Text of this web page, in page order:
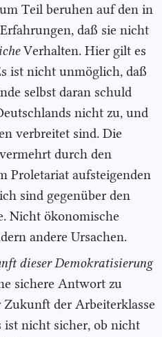
Teil beruhen auf den in
daß sie nicht
Verhalten. Hier gilt es
ist nicht unmöglich, daß
selbst daran schuld
nicht zu, und
verbreitet sind. Die
durch den
Proletariat aufsteigenden
sind gegenüber den
Nicht ökonomische
andere Ursachen.
dieser Demokratisierung
sichere Antwort zu
Zukunft der Arbeiterklasse
ist nicht sicher, ob nicht